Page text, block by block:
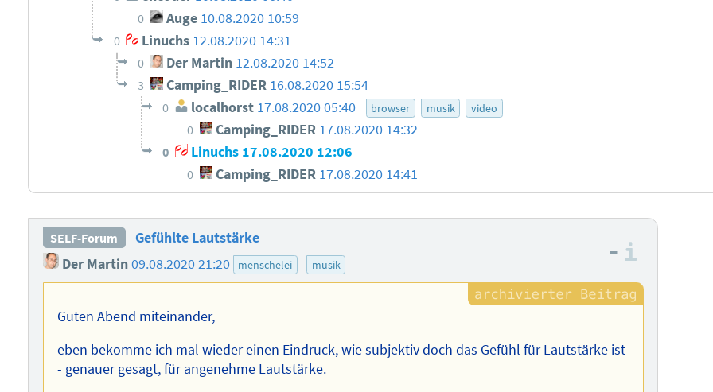
0 Auge 10.08.2020 10:59
0 Linuchs 12.08.2020 14:31
0 Der Martin 12.08.2020 14:52
3 Camping_RIDER 16.08.2020 15:54
0 localhorst 17.08.2020 05:40 browser musik video
0 Camping_RIDER 17.08.2020 14:32
0 Linuchs 17.08.2020 12:06
0 Camping_RIDER 17.08.2020 14:41
SELF-Forum
Gefühlte Lautstärke
Der Martin09.08.2020 21:20 menschelei musik
–
Guten Abend miteinander,
eben bekomme ich mal wieder einen Eindruck, wie subjektiv doch das Gefühl für Lautstärke ist
- genauer gesagt, für angenehme Lautstärke.